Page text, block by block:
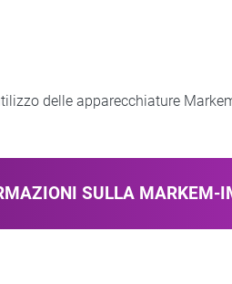
delle apparecchiature
SULLA MARKEM-